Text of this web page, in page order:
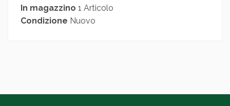
In magazzino 1 Articolo
Condizione Nuovo